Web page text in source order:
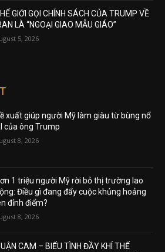
GIỚI GỌI CHÍNH SÁCH CỦA TRUMP VỀ
LÀ “NGOẠI GIAO MẪU GIÁO”
5, 2026
xuất giúp người Mỹ làm giàu từ bùng nổ
của ông Trump
8, 2026
1 triệu người Mỹ rời bỏ thị trường lao
Điều gì đang đẩy cuộc khủng hoảng
đỉnh điểm?
8, 2026
CAM – BIỂU TÌNH ĐẦY KHÍ THẾ